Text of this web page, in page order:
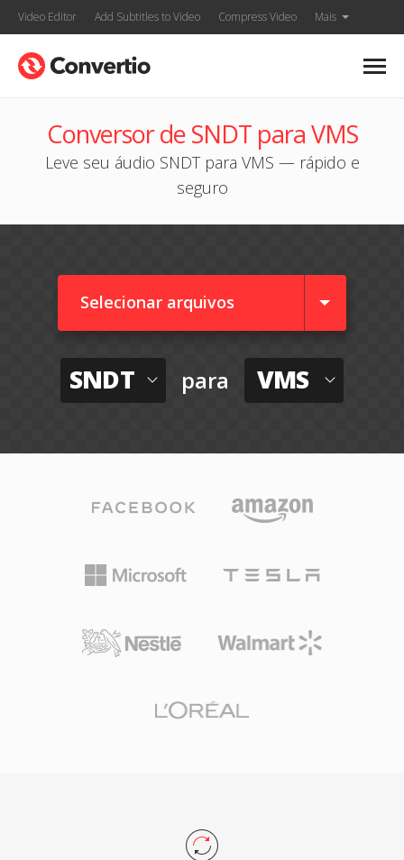
Video Editor Add Subtitles to Video Compress Video Mais
Conversor de SNDT para VMS
Leve seu áudio SNDT para VMS — rápido e
seguro
Selecionar arquivos
SNDT para VMS